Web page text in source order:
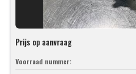
Prijs op aanvraag
Voorraad nummer: